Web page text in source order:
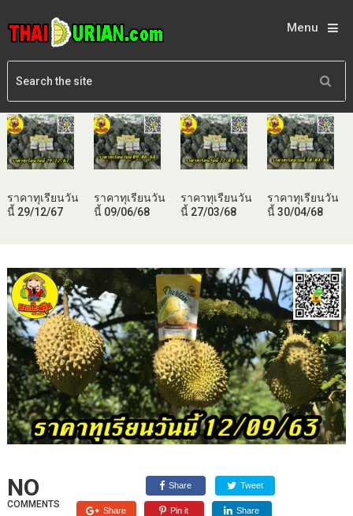
Menu
ราคาทุเรียนวัน
นี้ 29/12/67
ราคาทุเรียนวัน
นี้ 09/06/68
ราคาทุเรียนวัน
นี้ 27/03/68
ราคาทุเรียนวัน
นี้ 30/04/68
NO
COMMENTS
Share Tweet
Share Pin it Share